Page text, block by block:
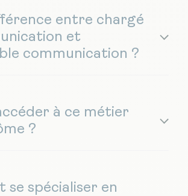
entre chargé
et
communication ?
à ce métier
?
se spécialiser en